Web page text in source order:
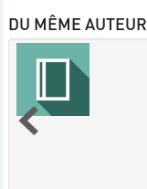
DU MÊME AUTEUR